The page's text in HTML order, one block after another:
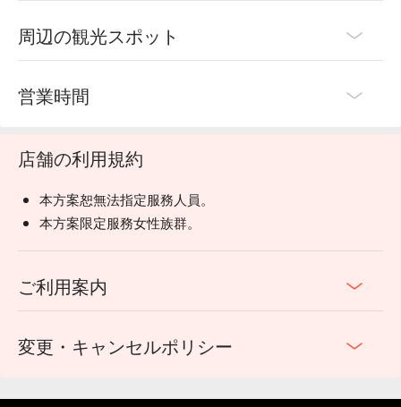
周辺の観光スポット
営業時間
店舗の利用規約
本方案恕無法指定服務人員。
本方案限定服務女性族群。
ご利用案内
変更・キャンセルポリシー